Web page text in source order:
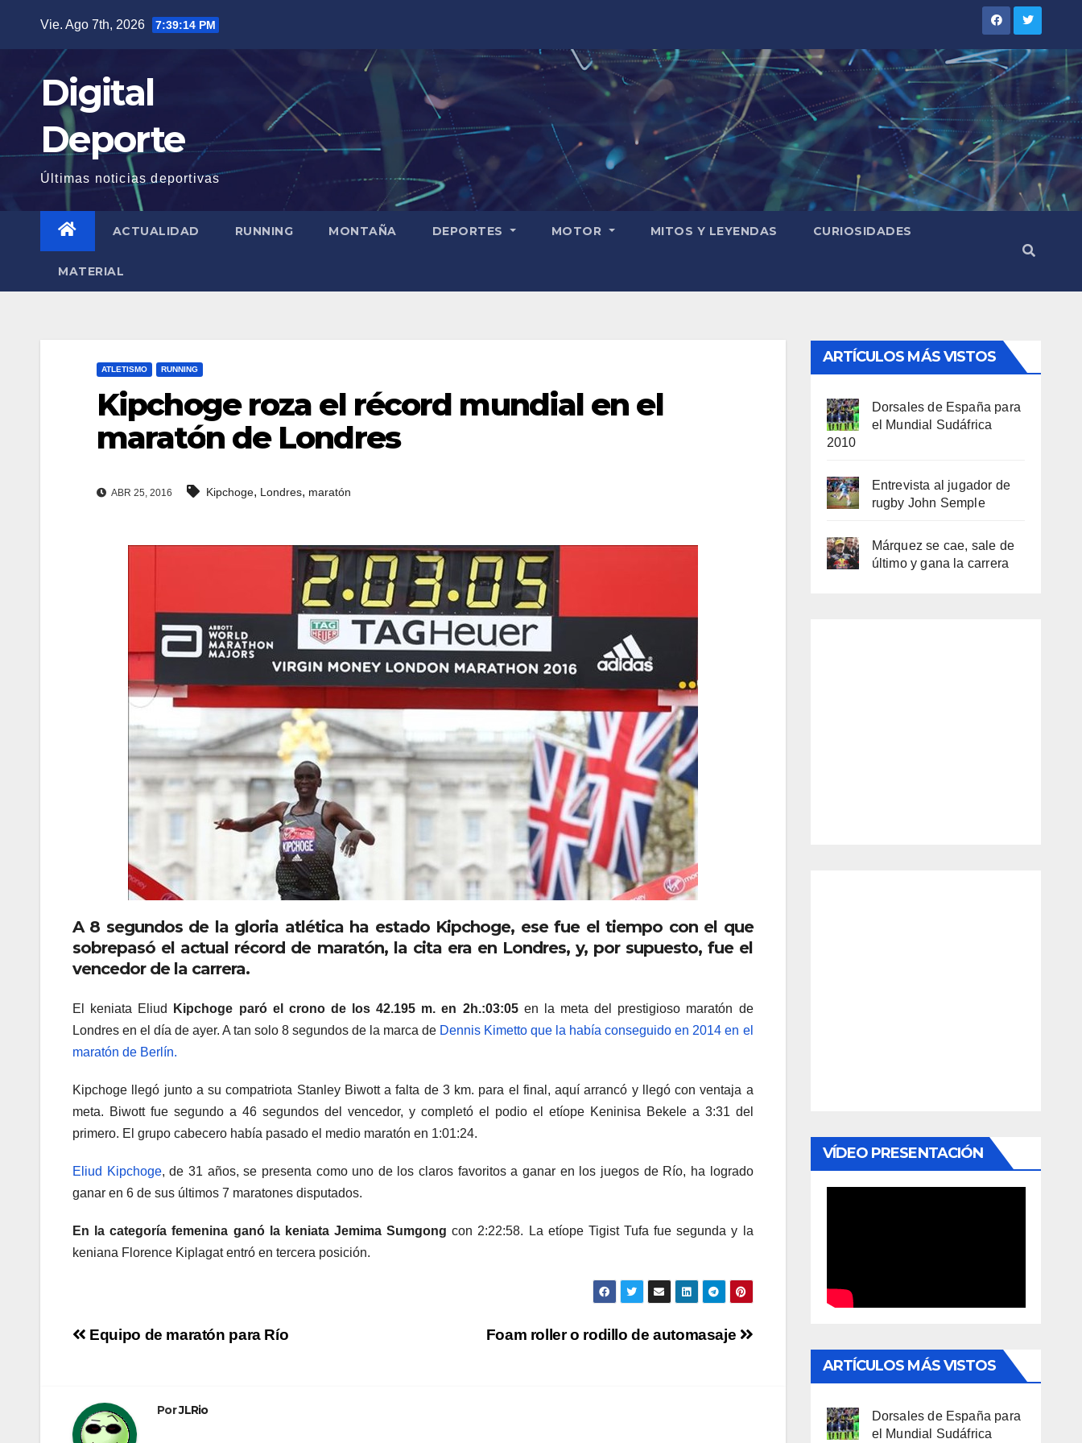
contenido
Vie. Ago 7th, 2026 7:39:15 PM
Digital
Deporte
Últimas noticias deportivas
ACTUALIDAD RUNNING MONTAÑA DEPORTES MOTOR MITOS Y LEYENDAS CURIOSIDADES
MATERIAL
ATLETISMO RUNNING
Kipchoge roza el récord mundial en el
maratón de Londres
ABR 25, 2016 Kipchoge, Londres, maratón
A 8 segundos de la gloria atlética ha estado Kipchoge, ese fue el tiempo con el que
sobrepasó el actual récord de maratón, la cita era en Londres, y, por supuesto, fue el
vencedor de la carrera.
El keniata Eliud Kipchoge paró el crono de los 42.195 m. en 2h.:03:05en la meta del prestigioso maratón de
Londres en el día de ayer. A tan solo 8 segundos de la marca de Dennis Kimetto que la había conseguido en 2014 en el
maratón de Berlín.
Kipchoge llegó junto a su compatriota Stanley Biwott a falta de 3 km. para el final, aquí arrancó y llegó con ventaja a
meta. Biwott fue segundo a 46 segundos del vencedor, y completó el podio el etíope Keninisa Bekele a 3:31 del
primero. El grupo cabecero había pasado el medio maratón en 1:01:24.
Eliud Kipchoge, de 31 años, se presenta como uno de los claros favoritos a ganar en los juegos de Río, ha logrado
ganar en 6 de sus últimos 7 maratones disputados.
En la categoría femenina ganó la keniata Jemima Sumgong con 2:22:58. La etíope Tigist Tufa fue segunda y la
keniana Florence Kiplagat entró en tercera posición.
Navegación
entradas
Foam roller o rodillo de automasaje
Equipo de maratón para Río
PorJLRio
ARTÍCULOS MÁS VISTOS
Dorsales de España para
el Mundial Sudáfrica
2010
Entrevista al jugador de
rugby John Semple
Márquez se cae, sale de
último y gana la carrera
VÍDEO PRESENTACIÓN
ARTÍCULOS MÁS VISTOS
Dorsales de España para
el Mundial Sudáfrica